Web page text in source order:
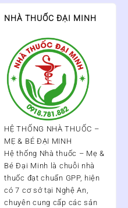
NHÀ THUỐC ĐẠI MINH
HỆ THỐNG NHÀ THUỐC –
MẸ & BÉ ĐẠI MINH
Hệ thống Nhà thuốc – Mẹ &
Bé Đại Minh là chuỗi nhà
thuốc đạt chuẩn GPP, hiện
có7 cơ sở tại Nghệ An,
chuyên cung cấp các sản